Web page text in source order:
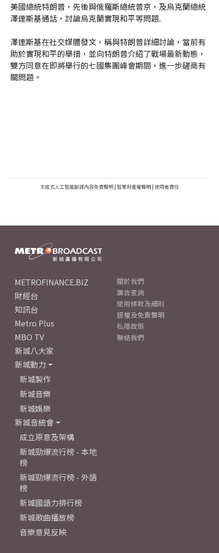
美國總統特朗普，先後與俄羅斯總統普京，及烏克蘭總統
澤連斯基通話，討論烏克蘭實現和平等問題.
澤連斯基在社交媒體發文，稱與特朗普詳細討論，當前有
助於實現和平的舉措，並向特朗普介紹了戰場最新動態，
雙方同意在即將舉行的七國集團峰會期間，進一步磋商有
關問題。
生成式人工智能創建內容免責聲明 | 智慧財產權聲明 | 使用者責任
METROFINANCE.BIZ
財經台
知訊台
Metro Plus
MBO TV
新城八大家
新城動力
新城製作
新城音樂
新城娛樂
新城音統會
成立原意及架構
新城勁爆流行榜 - 本地
榜
新城勁爆流行榜 - 外語
榜
新城國語力排行榜
新城歌曲播放榜
音樂意見反映
關於我們
廣告查詢
使用條款及細則
版權及免責聲明
私隱政策
聯絡我們